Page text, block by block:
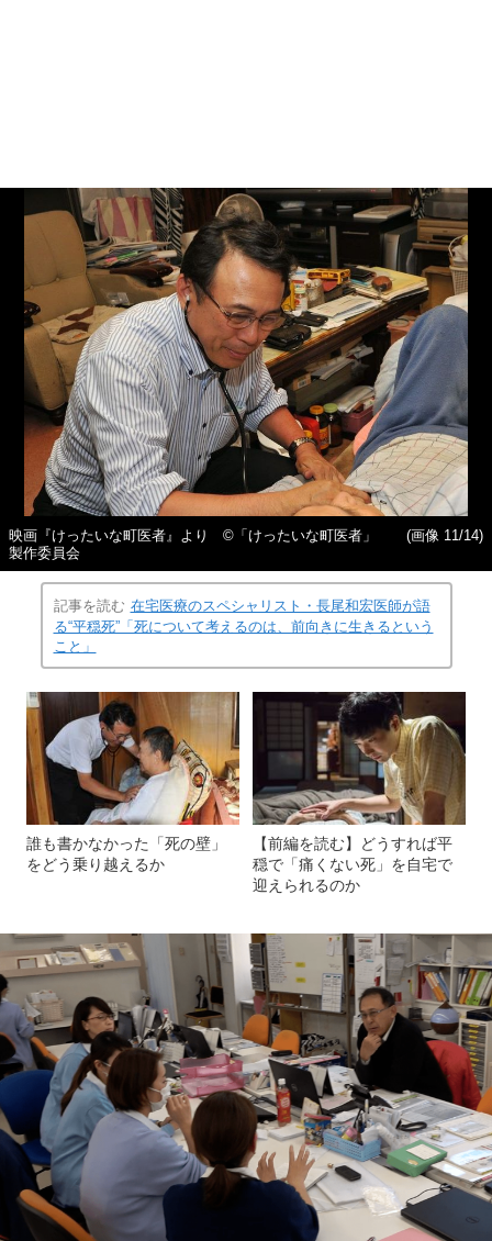
映画『けったいな町医者』より ©️「けったいな町医者」
製作委員会
(画像 11/14)
記事を読む 在宅医療のスペシャリスト・長尾和宏医師が語
る“平穏死”「死について考えるのは、前向きに生きるという
こと」
誰も書かなかった「死の壁」
をどう乗り越えるか
【前編を読む】どうすれば平
穏で「痛くない死」を自宅で
迎えられるのか